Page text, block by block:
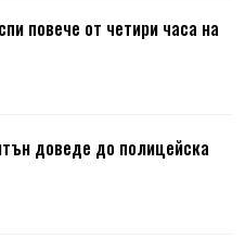
повече от четири часа на
доведе до полицейска